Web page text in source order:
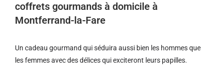
coffrets gourmands à domicile à
Montferrand-la-Fare
Un cadeau gourmand qui séduira aussi bien les hommes que
les femmes avec des délices qui exciteront leurs papilles.